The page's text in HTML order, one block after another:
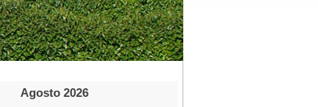
Agosto 2026